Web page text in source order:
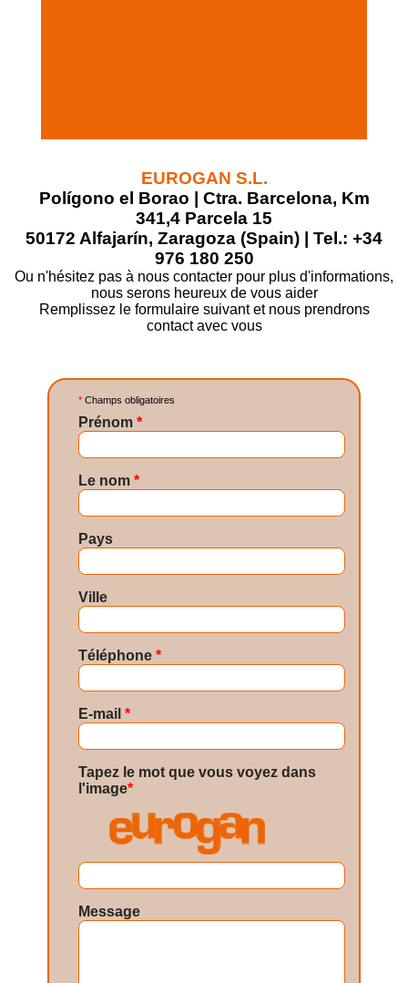
EUROGAN S.L.
Polígono el Borao | Ctra. Barcelona, Km
341,4 Parcela 15
50172 Alfajarín, Zaragoza (Spain) | Tel.: +34
976 180 250
Ou n'hésitez pas à nous contacter pour plus d'informations,
nous serons heureux de vous aider
Remplissez le formulaire suivant et nous prendrons
contact avec vous
* Champs obligatoires
Prénom*
Le nom*
Pays
Ville
Téléphone*
E-mail*
Tapez le mot que vous voyez dans
l'image*
Message